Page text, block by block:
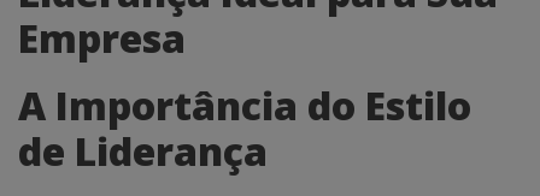
Empresa
A Importância do Estilo
de Liderança